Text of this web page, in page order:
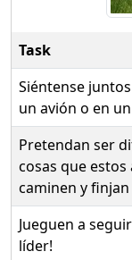
Task
Siéntense
un avión o en
Pretendan ser
cosas que
caminen y
Jueguen a
líder!